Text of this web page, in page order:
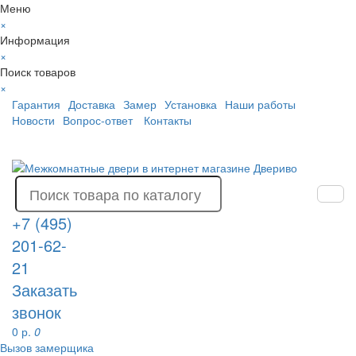
Меню
×
Информация
×
Поиск товаров
×
Гарантия Доставка Замер Установка Наши работы
Новости Вопрос-ответ Контакты
+7 (495)
201-62-
21
Заказать
звонок
0 р. 0
Вызов замерщика